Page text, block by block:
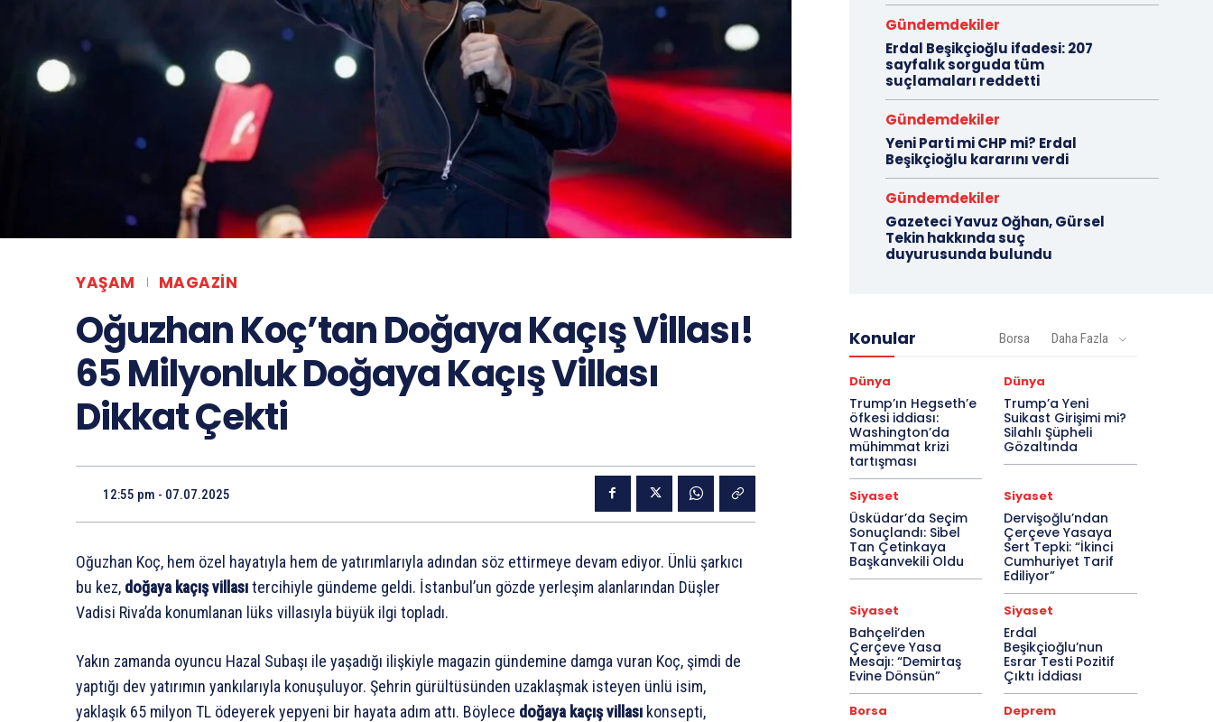
YAŞAM MAGAZIN
Oğuzhan Koç’tan Doğaya Kaçış Villası!
65 Milyonluk Doğaya Kaçış Villası
Dikkat Çekti
12:55 pm - 07.07.2025
Oğuzhan Koç, hem özel hayatıyla hem de yatırımlarıyla adından söz ettirmeye devam ediyor. Ünlü şarkıcı
bu kez, doğaya kaçış villasıtercihiyle gündeme geldi. İstanbul’un gözde yerleşim alanlarından Düşler
Vadisi Riva’da konumlanan lüks villasıyla büyük ilgi topladı.
Yakın zamanda oyuncu Hazal Subaşı ile yaşadığı ilişkiyle magazin gündemine damga vuran Koç, şimdi de
yaptığı dev yatırımın yankılarıyla konuşuluyor. Şehrin gürültüsünden uzaklaşmak isteyen ünlü isim,
yaklaşık 65 milyon TL ödeyerek yepyeni bir hayata adım attı. Böylece doğaya kaçış villası konsepti,
Gündemdekiler
Erdal Beşikçioğlu ifadesi: 207
sayfalık sorguda tüm
suçlamaları reddetti
Gündemdekiler
Yeni Parti mi CHP mi? Erdal
Beşikçioğlu kararını verdi
Gündemdekiler
Gazeteci Yavuz Oğhan, Gürsel
Tekin hakkında suç
duyurusunda bulundu
Konular Borsa Daha Fazla
Dünya
Trump’ın Hegseth’e
öfkesi iddiası:
Washington’da
mühimmat krizi
tartışması
Dünya
Trump’a Yeni
Suikast Girişimi mi?
Silahlı Şüpheli
Gözaltında
Siyaset
Üsküdar’da Seçim
Sonuçlandı: Sibel
Tan Çetinkaya
Başkanvekili Oldu
Siyaset
Dervişoğlu’ndan
Çerçeve Yasaya
Sert Tepki: “İkinci
Cumhuriyet Tarif
Ediliyor”
Siyaset
Bahçeli’den
Çerçeve Yasa
Mesajı: “Demirtaş
Evine Dönsün”
Siyaset
Erdal
Beşikçioğlu’nun
Esrar Testi Pozitif
Çıktı İddiası
Borsa Deprem